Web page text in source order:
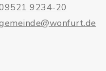
9234-20